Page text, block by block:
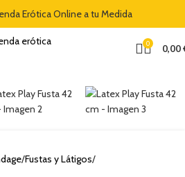
Erótica Online a tu Medida
0 0,00
Fustas y Látigos